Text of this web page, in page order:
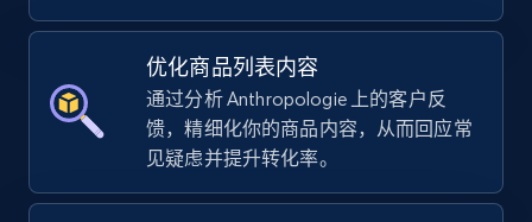
TikTok Shop - category
URL, Title, Available, Description, Currency, Initial
优化商品列表内容
通过分析 Anthropologie 上的客户反
馈，精细化你的商品内容，从而回应常
见疑虑并提升转化率。